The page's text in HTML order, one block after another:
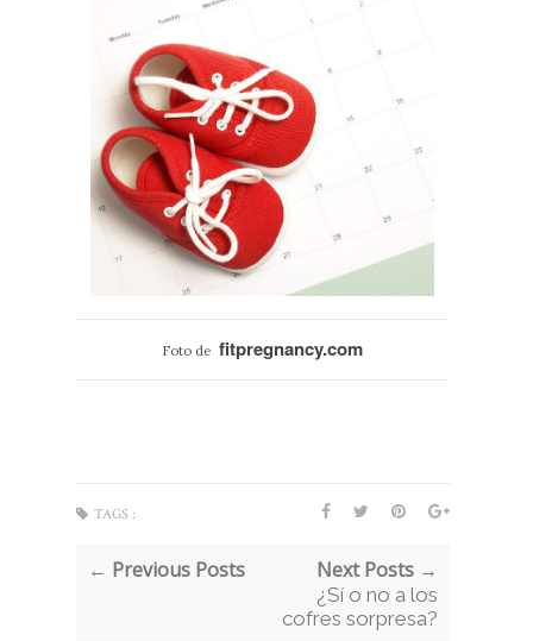
Foto de fitpregnancy.com
TAGS :
← Previous Posts Next Posts →
¿Sí o no a los
cofres sorpresa?